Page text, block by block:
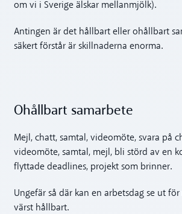
om vi i Sverige älskar mellanmjölk).
Antingen är det hållbart eller ohållbart
säkert förstår är skillnaderna enorma.
Ohållbart samarbete
Mejl, chatt, samtal, videomöte, svara på
videomöte, samtal, mejl, bli störd av en
flyttade deadlines, projekt som brinner.
Ungefär så där kan en arbetsdag se ut för
värst hållbart.